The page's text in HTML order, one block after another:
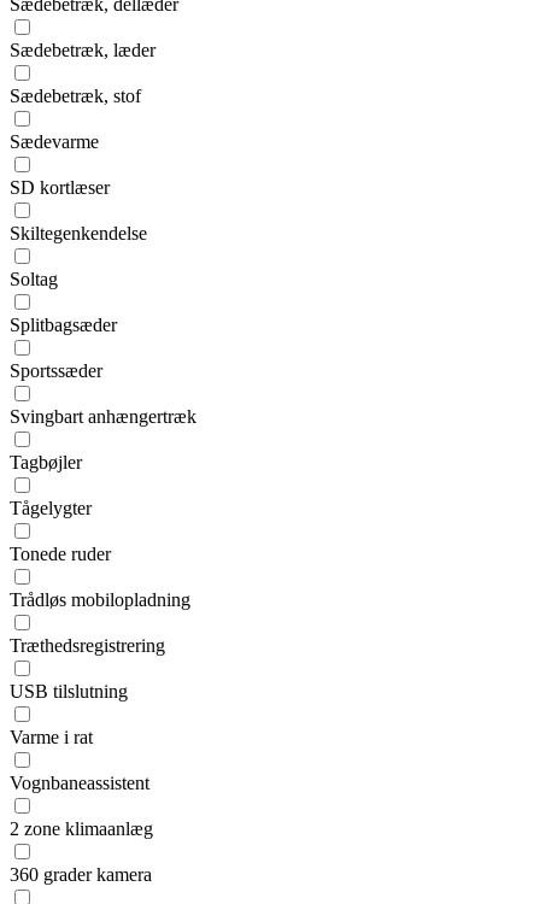
Sædebetræk, dellæder
Sædebetræk, læder
Sædebetræk, stof
Sædevarme
SD kortlæser
Skiltegenkendelse
Soltag
Splitbagsæder
Sportssæder
Svingbart anhængertræk
Tagbøjler
Tågelygter
Tonede ruder
Trådløs mobilopladning
Træthedsregistrering
USB tilslutning
Varme i rat
Vognbaneassistent
2 zone klimaanlæg
360 grader kamera